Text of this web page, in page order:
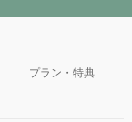
プラン・特典